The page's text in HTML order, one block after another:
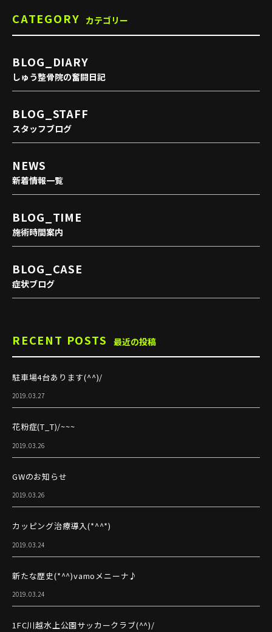
CATEGORY カテゴリー
BLOG_DIARY
しゅう整骨院の奮闘日記
BLOG_STAFF
スタッフブログ
NEWS
新着情報一覧
BLOG_TIME
施術時間案内
BLOG_CASE
症状ブログ
RECENT POSTS 最近の投稿
駐車場4台あります(^^)/
2019.03.27
花粉症(T_T)/~~~
2019.03.26
GWのお知らせ
2019.03.26
カッピング治療導入(*^^*)
2019.03.24
新たな歴史(*^^)vamoメニーナ♪
2019.03.24
1FC川越水上公園サッカークラブ(^^)/